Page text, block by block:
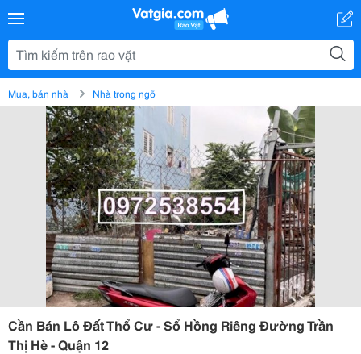
Mua, bán nhà Nhà trong ngõ
Cần Bán Lô Đất Thổ Cư - Sổ Hồng Riêng Đường Trần
Thị Hè - Quận 12